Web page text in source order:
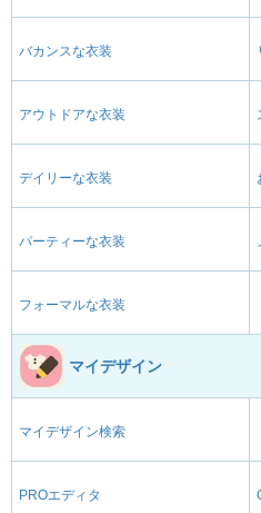
バカンスな衣装
アウトドアな衣装
デイリーな衣装
パーティーな衣装
フォーマルな衣装
マイデザイン
マイデザイン検索
PROエディタ